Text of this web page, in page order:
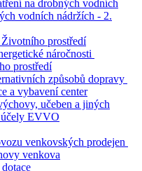
na drobných vodních
vodních nádržích - 2.
prostředí
náročnosti
prostředí
způsobů dopravy
a vybavení center
učeben a jiných
EVVO
venkovských prodejen
venkova